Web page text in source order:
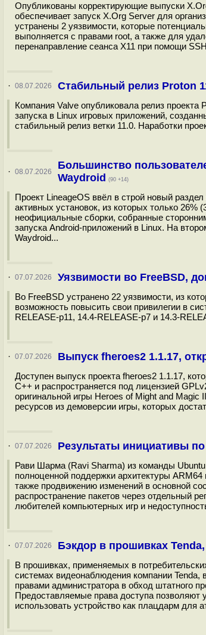
Опубликованы корректирующие выпуски
обеспечивает запуск X.Org Server для
устранены 2 уязвимости, которые
выполняется с правами root, а также для
перенаправление сеанса X11 при помощи
· 08.07.2026 Стабильный релиз Proton
Компания Valve опубликовала релиз проекта
запуска в Linux игровых приложений,
стабильный релиз ветки 11.0. Наработки
· 08.07.2026
Большинство
Waydroid
(90 +14)
Проект LineageOS ввёл в строй новый
активных установок, из которых только
неофициальные сборки, собранные
запуска Android-приложений в Linux. На
Waydroid...
· 07.07.2026 Уязвимости во FreeBSD,
Во FreeBSD устранено 22 уязвимости, из
возможность повысить свои привилегии в
RELEASE-p11, 14.4-RELEASE-p7 и 14.3-
· 07.07.2026 Выпуск fheroes2 1.1.17,
Доступен выпуск проекта fheroes2 1.1.17,
C++ и распространяется под лицензией
оригинальной игры Heroes of Might and Magic
ресурсов из демоверсии игры, которых
· 07.07.2026 Результаты инициативы
Рави Шарма (Ravi Sharma) из команды Ubuntu
полноценной поддержки архитектуры
также продвижению изменений в основной
распространение пакетов через отдельный
любителей компьютерных игр и
· 07.07.2026 Бэкдор в прошивках
В прошивках, применяемых в
системах видеонаблюдения компании
правами администратора в обход штатного
Предоставляемые права доступа позволяют
использовать устройство как плацдарм для